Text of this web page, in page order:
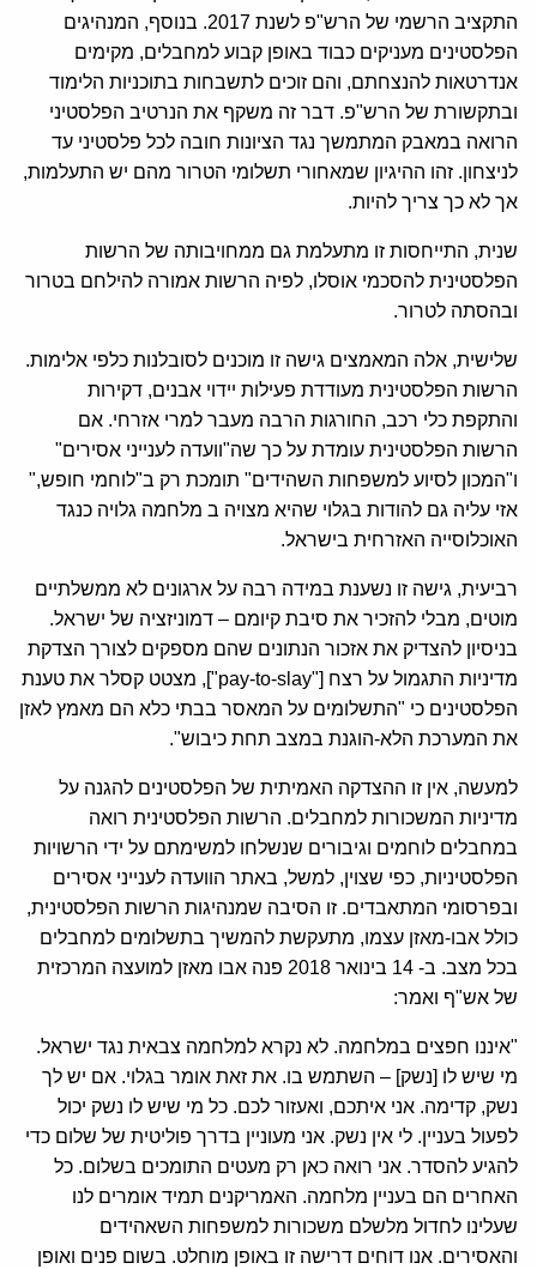
התקציב הרשמי של הרש"פ לשנת 2017. בנוסף, המנהיגים
הפלסטינים מעניקים כבוד באופן קבוע למחבלים, מקימים
אנדרטאות להנצחתם, והם זוכים לתשבחות בתוכניות הלימוד
ובתקשורת של הרש"פ. דבר זה משקף את הנרטיב הפלסטיני
הרואה במאבק המתמשך נגד הציונות חובה לכל פלסטיני עד
לניצחון. זהו ההיגיון שמאחורי תשלומי הטרור מהם יש התעלמות,
אך לא כך צריך להיות.
שנית, התייחסות זו מתעלמת גם ממחויבותה של הרשות
הפלסטינית להסכמי אוסלו, לפיה הרשות אמורה להילחם בטרור
ובהסתה לטרור.
שלישית, אלה המאמצים גישה זו מוכנים לסובלנות כלפי אלימות.
הרשות הפלסטינית מעודדת פעילות יידוי אבנים, דקירות
והתקפת כלי רכב, החורגות הרבה מעבר למרי אזרחי. אם
הרשות הפלסטינית עומדת על כך שה"וועדה לענייני אסירים"
ו"המכון לסיוע למשפחות השהידים" תומכת רק ב"לוחמי חופש,"
אזי עליה גם להודות בגלוי שהיא מצויה ב מלחמה גלויה כנגד
האוכלוסייה האזרחית בישראל.
רביעית, גישה זו נשענת במידה רבה על ארגונים לא ממשלתיים
מוטים, מבלי להזכיר את סיבת קיומם – דמוניזציה של ישראל.
בניסיון להצדיק את אזכור הנתונים שהם מספקים לצורך הצדקת
מדיניות התגמול על רצח ["pay-to-slay"], מצטט קסלר את טענת
הפלסטינים כי "התשלומים על המאסר בבתי כלא הם מאמץ לאזן
את המערכת הלא-הוגנת במצב תחת כיבוש".
למעשה, אין זו ההצדקה האמיתית של הפלסטינים להגנה על
מדיניות המשכורות למחבלים. הרשות הפלסטינית רואה
במחבלים לוחמים וגיבורים שנשלחו למשימתם על ידי הרשויות
הפלסטיניות, כפי שצוין, למשל, באתר הוועדה לענייני אסירים
ובפרסומי המתאבדים. זו הסיבה שמנהיגות הרשות הפלסטינית,
כולל אבו-מאזן עצמו, מתעקשת להמשיך בתשלומים למחבלים
בכל מצב. ב- 14 בינואר 2018 פנה אבו מאזן למועצה המרכזית
של אש"ף ואמר:
"איננו חפצים במלחמה. לא נקרא למלחמה צבאית נגד ישראל.
מי שיש לו [נשק] – השתמש בו. את זאת אומר בגלוי. אם יש לך
נשק, קדימה. אני איתכם, ואעזור לכם. כל מי שיש לו נשק יכול
לפעול בעניין. לי אין נשק. אני מעוניין בדרך פוליטית של שלום כדי
להגיע להסדר. אני רואה כאן רק מעטים התומכים בשלום. כל
האחרים הם בעניין מלחמה. האמריקנים תמיד אומרים לנו
שעלינו לחדול מלשלם משכורות למשפחות השאהידים
והאסירים. אנו דוחים דרישה זו באופן מוחלט. בשום פנים ואופן